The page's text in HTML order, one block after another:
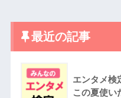
最近の記事
エンタメ検
この夏使い